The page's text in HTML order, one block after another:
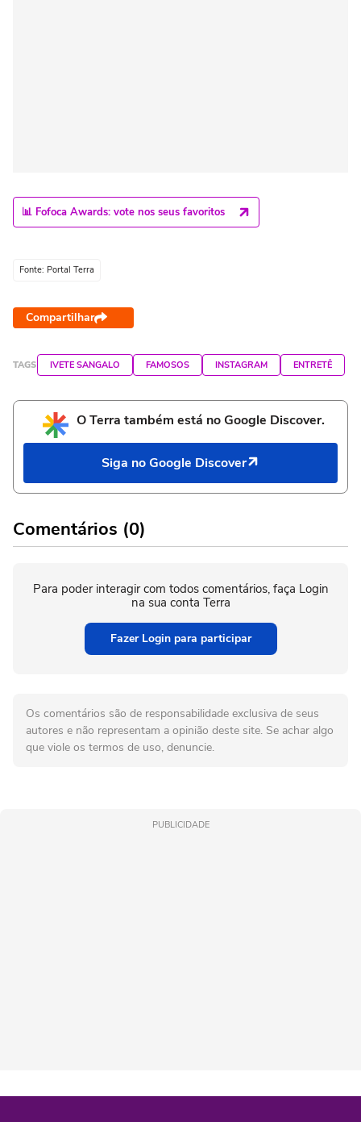
📊 Fofoca Awards: vote nos seus favoritos
Fonte: Portal Terra
Compartilhar
TAGS IVETE SANGALO FAMOSOS INSTAGRAM ENTRETÊ
O Terra também está no Google Discover.
Siga no Google Discover
Comentários (0)
Para poder interagir com todos comentários, faça Login
na sua conta Terra
Fazer Login para participar
Os comentários são de responsabilidade exclusiva de seus
autores e não representam a opinião deste site. Se achar algo
que viole os termos de uso, denuncie.
PUBLICIDADE